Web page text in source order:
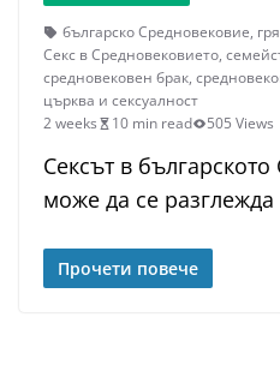
българско Средновековие,
Секс в Средновековието,
средновековен брак,
църква и сексуалност
2 weeks
10 min read 505 Views
Сексът в
може да се разглежда
Прочети повече